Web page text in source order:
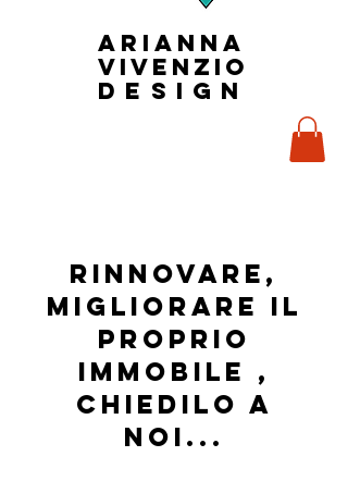
Arianna
Vivenzio
design
Rinnovare,
migliorare il
proprio
immobile ,
chiedilo a
noi...